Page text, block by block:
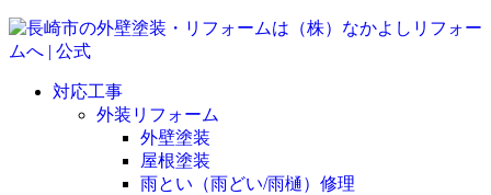
対応工事
外装リフォーム
外壁塗装
屋根塗装
雨とい（雨どい/雨樋）修理